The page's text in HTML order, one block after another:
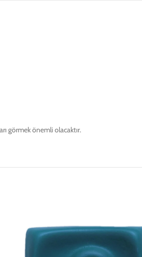
görmek önemli olacaktır.